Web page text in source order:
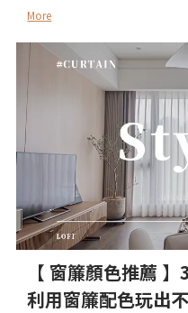
More
【 窗簾顏色推薦
利用窗簾配色玩出